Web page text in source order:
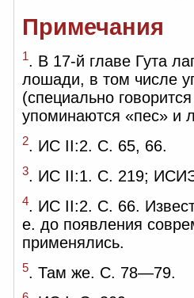
Примечания
1. В 17-й главе Гута
лошади, в том числе
(специально
упоминаются «пес» и
2. ИС II:2. С. 65, 66.
3. ИС II:1. С. 219;
4. ИС II:2. С. 66.
е. до появления
применялись.
5. Там же. С. 78—79.